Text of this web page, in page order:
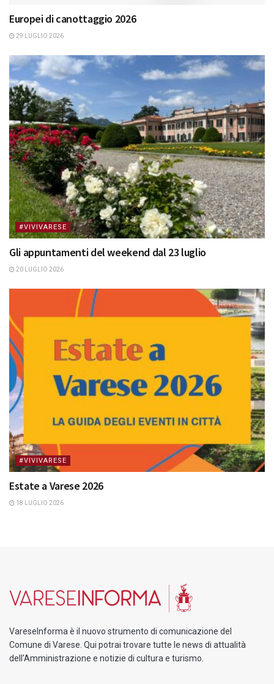
Europei di canottaggio 2026
29 LUGLIO 2026
#VIVIVARESE
Gli appuntamenti del weekend dal 23 luglio
20 LUGLIO 2026
#VIVIVARESE
Estate a Varese 2026
18 LUGLIO 2026
VareseInforma è il nuovo strumento di comunicazione del
Comune di Varese. Qui potrai trovare tutte le news di attualità
dell'Amministrazione e notizie di cultura e turismo.